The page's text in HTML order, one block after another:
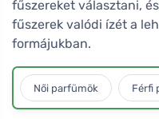
fűszereket választani,
fűszerek valódi ízét a
formájukban.
Női parfümök Férfi